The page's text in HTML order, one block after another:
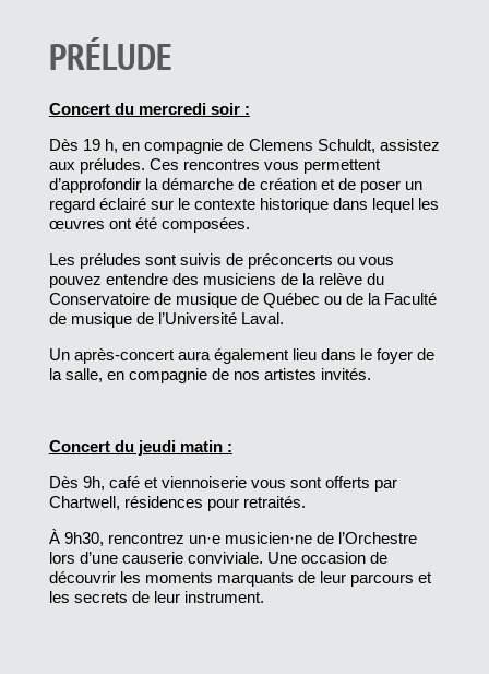
PRÉLUDE
Concert du mercredi soir :
Dès 19 h, en compagnie de Clemens Schuldt, assistez
aux préludes. Ces rencontres vous permettent
d’approfondir la démarche de création et de poser un
regard éclairé sur le contexte historique dans lequel les
œuvres ont été composées.
Les préludes sont suivis de préconcerts ou vous
pouvez entendre des musiciens de la relève du
Conservatoire de musique de Québec ou de la Faculté
de musique de l’Université Laval.
Un après-concert aura également lieu dans le foyer de
la salle, en compagnie de nos artistes invités.
Concert du jeudi matin :
Dès 9h, café et viennoiserie vous sont offerts par
Chartwell, résidences pour retraités.
À 9h30, rencontrez un·e musicien·ne de l’Orchestre
lors d’une causerie conviviale. Une occasion de
découvrir les moments marquants de leur parcours et
les secrets de leur instrument.